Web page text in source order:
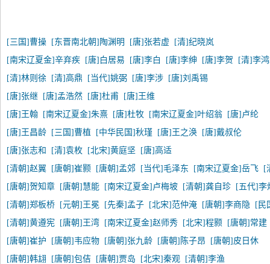
[三国]曹操 [东晋南北朝]陶渊明 [唐]张若虚
[清]纪晓岚
[南宋辽夏金]辛弃疾
[唐]白居易 [唐]李白 [唐]李绅 [唐]李贺
[清]李
[清]林则徐
[清]高鼎 [当代]姚弼 [唐]李涉
[唐]刘禹锡
[唐]张继
[唐]孟浩然 [唐]杜甫
[唐]王维
[唐]王翰
[南宋辽夏金]朱熹 [唐]杜牧 [南宋辽夏金]叶绍翁
[唐]卢纶
[唐]王昌龄
[三国]曹植 [中华民国]秋瑾 [唐]王之涣
[唐]戴叔伦
[唐]张志和
[清]袁枚 [北宋]黄庭坚
[唐]高适
[清朝]赵翼
[唐朝]崔颢 [唐朝]孟郊 [当代]毛泽东 [南宋辽夏金]岳飞
[
[唐朝]贺知章
[唐朝]慧能 [南宋辽夏金]卢梅坡 [清朝]龚自珍
[五代]李
[清朝]郑板桥
[元朝]王冕 [先秦]孟子 [北宋]范仲淹 [唐朝]李商隐
[民
[清朝]黄遵宪
[唐朝]王湾 [南宋辽夏金]赵师秀 [北宋]程颢
[唐朝]常建
[唐朝]崔护
[唐朝]韦应物 [唐朝]张九龄 [唐朝]陈子昂
[唐朝]皮日休
[唐朝]韩翃
[唐朝]包佶 [唐朝]贾岛 [北宋]秦观
[清朝]李渔